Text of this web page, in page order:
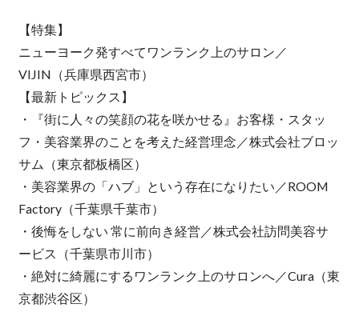
【特集】
ニューヨーク発すべてワンランク上のサロン／
VIJIN（兵庫県西宮市）
【最新トピックス】
・『街に人々の笑顔の花を咲かせる』お客様・スタッ
フ・美容業界のことを考えた経営理念／株式会社ブロッ
サム（東京都板橋区）
・美容業界の「ハブ」という存在になりたい／ROOM
Factory（千葉県千葉市）
・後悔をしない 常に前向き経営／株式会社訪問美容サ
ービス（千葉県市川市）
・絶対に綺麗にするワンランク上のサロンへ／Cura（東
京都渋谷区）